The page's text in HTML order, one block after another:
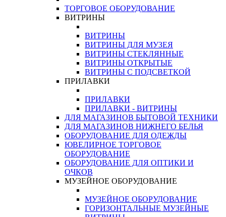
ТОРГОВОЕ ОБОРУДОВАНИЕ
ВИТРИНЫ
ВИТРИНЫ
ВИТРИНЫ ДЛЯ МУЗЕЯ
ВИТРИНЫ СТЕКЛЯННЫЕ
ВИТРИНЫ ОТКРЫТЫЕ
ВИТРИНЫ С ПОДСВЕТКОЙ
ПРИЛАВКИ
ПРИЛАВКИ
ПРИЛАВКИ - ВИТРИНЫ
ДЛЯ МАГАЗИНОВ БЫТОВОЙ ТЕХНИКИ
ДЛЯ МАГАЗИНОВ НИЖНЕГО БЕЛЬЯ
ОБОРУДОВАНИЕ ДЛЯ ОДЕЖДЫ
ЮВЕЛИРНОЕ ТОРГОВОЕ
ОБОРУДОВАНИЕ
ОБОРУДОВАНИЕ ДЛЯ ОПТИКИ И
ОЧКОВ
МУЗЕЙНОЕ ОБОРУДОВАНИЕ
МУЗЕЙНОЕ ОБОРУДОВАНИЕ
ГОРИЗОНТАЛЬНЫЕ МУЗЕЙНЫЕ